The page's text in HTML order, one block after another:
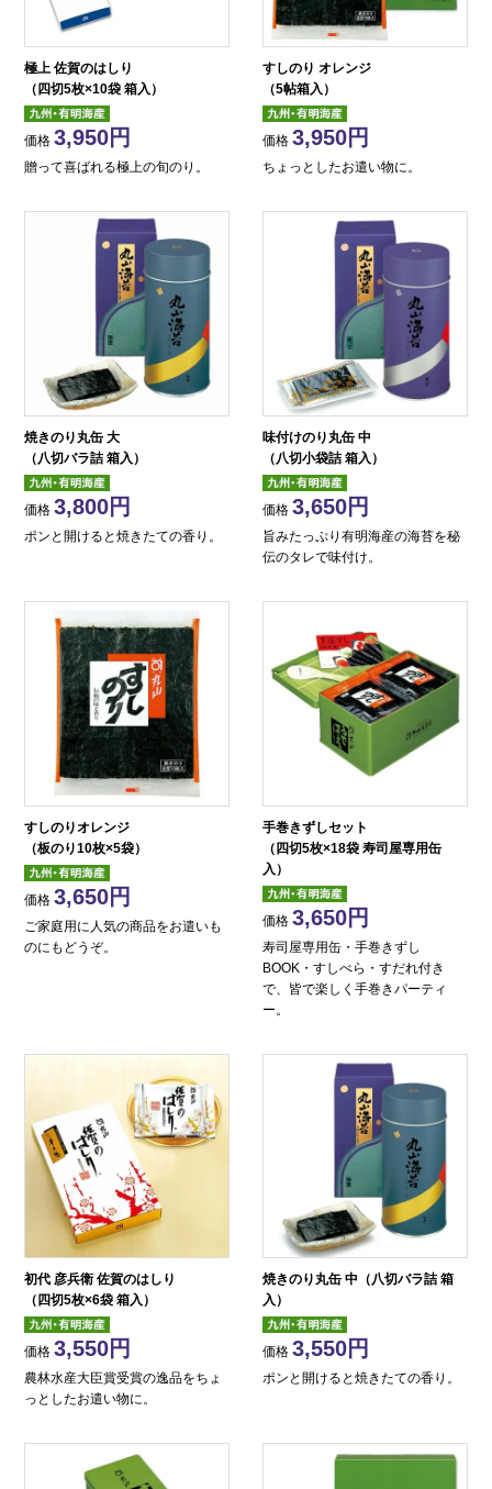
極上 佐賀のはしり
（四切5枚×10袋 箱入）
価格 3,950
贈って喜ばれる極上の旬のり。
すしのり オレンジ
（5帖箱入）
価格 3,950
ちょっとしたお遣い物に。
焼きのり丸缶 大
（八切バラ詰 箱入）
価格 3,800
ポンと開けると焼きたての香り。
味付けのり丸缶 中
（八切小袋詰 箱入）
価格 3,650
旨みたっぷり有明海産の海苔を秘
伝のタレで味付け。
すしのりオレンジ
（板のり10枚×5袋）
価格 3,650
ご家庭用に人気の商品をお遣いも
のにもどうぞ。
手巻きずしセット
（四切5枚×18袋 寿司屋専用缶
入）
価格 3,650
寿司屋専用缶・手巻きずし
BOOK・すしべら・すだれ付き
で、皆で楽しく手巻きパーティ
ー。
初代 彦兵衛 佐賀のはしり
（四切5枚×6袋 箱入）
価格 3,550
農林水産大臣賞受賞の逸品をちょ
っとしたお遣い物に。
焼きのり丸缶 中（八切バラ詰 箱
入）
価格 3,550
ポンと開けると焼きたての香り。